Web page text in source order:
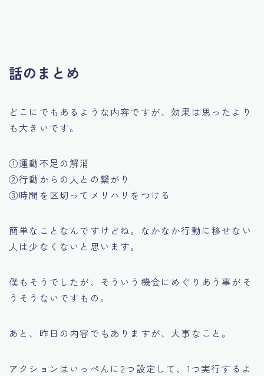
話のまとめ
どこにでもあるような内容ですが、効果は思ったより
も大きいです。
①運動不足の解消
②行動からの人との繋がり
③時間を区切ってメリハリをつける
簡単なことなんですけどね。なかなか行動に移せない
人は少なくないと思います。
僕もそうでしたが、そういう機会にめぐりあう事がそ
うそうないですもの。
あと、昨日の内容でもありますが、大事なこと。
アクションはいっぺんに2つ設定して、1つ実行するよ